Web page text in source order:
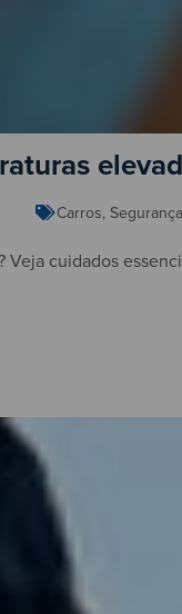
Carros, Segurança
cuidados